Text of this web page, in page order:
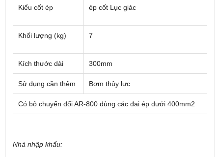
Kiểu cốt ép ép cốt Lục giác
Khối lượng (kg) 7
Kích thước dài 300mm
Sử dụng cần thêm Bơm thủy lực
Có bộ chuyển đổi AR-800 dùng các đai ép dưới 400mm2
Nhà nhập khẩu: